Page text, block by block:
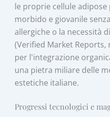
le proprie cellule
morbido e giovanile
allergiche o la necessità
(Verified Market Reports,
per l'integrazione
una pietra miliare delle
estetiche italiane.
Progressi tecnologici e